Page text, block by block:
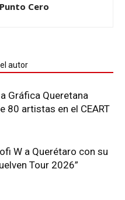
Cero
autor
Gráfica Queretana
80 artistas en el CEART
W a Querétaro con su
Tour 2026”